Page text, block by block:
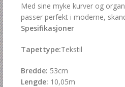
Med sine myke kurver og
passer perfekt i moderne,
Spesifikasjoner
Tapettype:Tekstil
Bredde: 53cm
Lengde: 10,05m